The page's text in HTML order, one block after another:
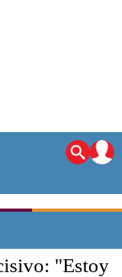
"Estoy